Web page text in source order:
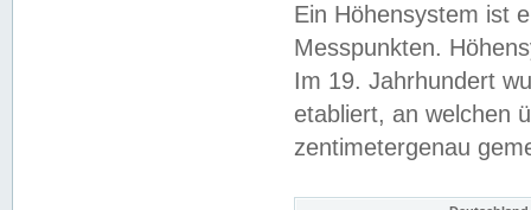
Ein Höhensystem ist
Messpunkten.
Im 19. Jahrhundert
etabliert, an welchen
zentimetergenau